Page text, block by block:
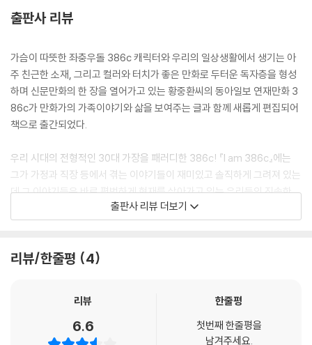
출판사 리뷰
가슴이 따뜻한 좌충우돌 386c 캐릭터와 우리의 일상생활에서 생기는 아
주 친근한 소재, 그리고 컬러와 터치가 좋은 만화로 두터운 독자층을 형성
하며 신문만화의 한 장을 열어가고 있는 황중환씨의 동아일보 연재만화 3
86c가 만화가의 가족이야기와 삶을 보여주는 글과 함께 새롭게 편집되어
책으로 출간되었다.
우리 시대의 전형적인 30대 가장을 패러디한 386c! 『I am 386c』에는
그가 가정과 직장 등에서 겪는 이야기들이 재미있고 솔직하게 그려져 있는
데 그 이야기들은 바로 평범하게 현재를 살아가고 있는 우리들의 진솔한
삶의 모습이기도 하다. 우리가 살아가면서 겪는 에피소드들을 패러디화하
직장인, 수녀, 교사, 대학생 뿐만 아니라 입시전쟁에 시달리는 중고생과 깜
화가 단절되어 가족의 붕괴가 사회 문제로 떠오르고 있는 상황에 어떤 도
자 주부처럼 『I am 386c』를 읽고 재미있는 내용을 남편이나 가족에게 이
야기해주면서 웃음꽃을 피운다면 가족 구성원의 관계를 더 끈끈하게 묶어
출판사 리뷰 더보기
리뷰/한줄평 4
리뷰
6.6
한줄평
첫번째 한줄평을
남겨주세요.